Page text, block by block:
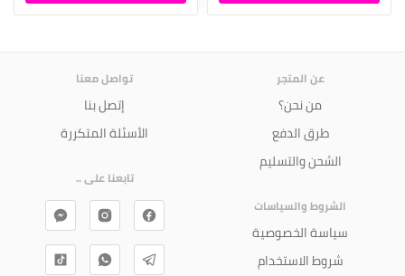
عن المتجر
من نحن؟
طرق الدفع
الشحن والتسليم
الشروط والسياسات
سياسة الخصوصية
شروط الاستخدام
تواصل معنا
إتصل بنا
الأسئلة المتكررة
تابعنا على ..